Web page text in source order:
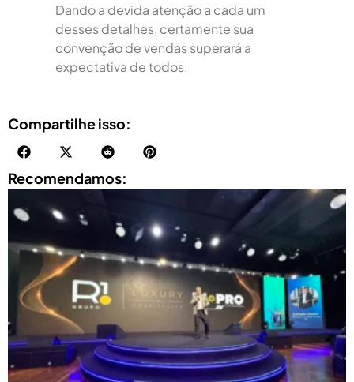
Dando a devida atenção a cada um
desses detalhes, certamente sua
convenção de vendas superará a
expectativa de todos.
Compartilhe isso:
Recomendamos: